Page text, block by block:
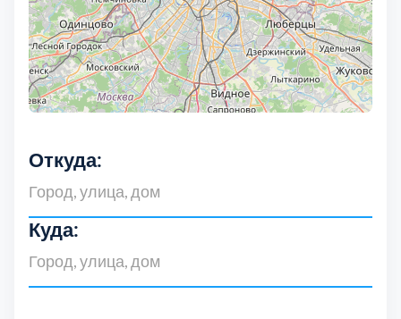
Откуда:
Куда:
Домодедовский 7
Дубна 1
Зеленоградский
Истринский